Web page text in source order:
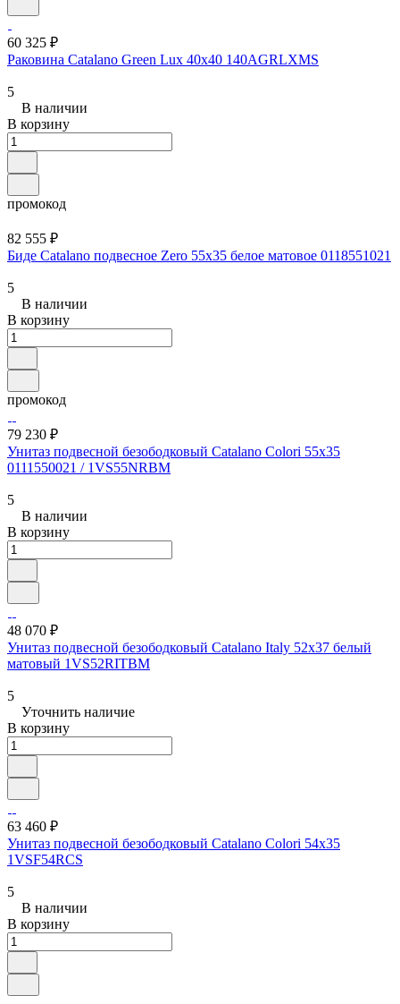
60 325 ₽
Раковина Catalano Green Lux 40x40 140AGRLXMS
5
В наличии
В корзину
промокод
82 555 ₽
Биде Catalano подвесное Zero 55x35 белое матовое 0118551021
5
В наличии
В корзину
промокод
79 230 ₽
Унитаз подвесной безободковый Catalano Colori 55x35
0111550021 / 1VS55NRBM
5
В наличии
В корзину
48 070 ₽
Унитаз подвесной безободковый Catalano Italy 52x37 белый
матовый 1VS52RITBM
5
Уточнить наличие
В корзину
63 460 ₽
Унитаз подвесной безободковый Catalano Colori 54x35
1VSF54RCS
5
В наличии
В корзину